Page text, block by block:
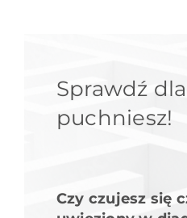
Sprawdź
puchniesz!
Czy czujesz się